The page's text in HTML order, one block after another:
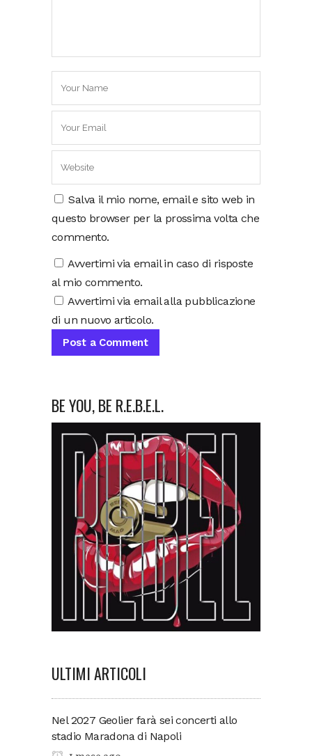
Salva il mio nome, email e sito web in
questo browser per la prossima volta che
commento.
Avvertimi via email in caso di risposte
al mio commento.
Avvertimi via email alla pubblicazione
di un nuovo articolo.
BE YOU, BE R.E.B.E.L.
ULTIMI ARTICOLI
Nel 2027 Geolier farà sei concerti allo
stadio Maradona di Napoli